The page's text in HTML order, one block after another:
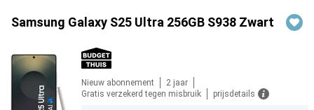
Samsung Galaxy S25 Ultra 256GB S938 Zwart
Nieuw abonnement
2 jaar
Gratis verzekerd tegen misbruik
prijsdetails